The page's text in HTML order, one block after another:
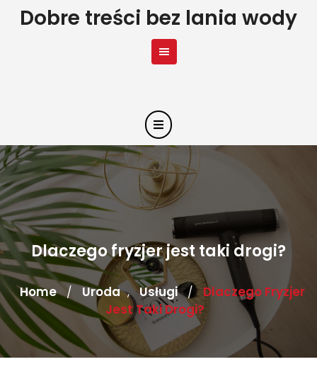
SkipDobre treści bez lania wody
Dlaczego fryzjer jest taki drogi?
Home / Uroda , Usługi / Dlaczego Fryzjer
Jest Taki Drogi?